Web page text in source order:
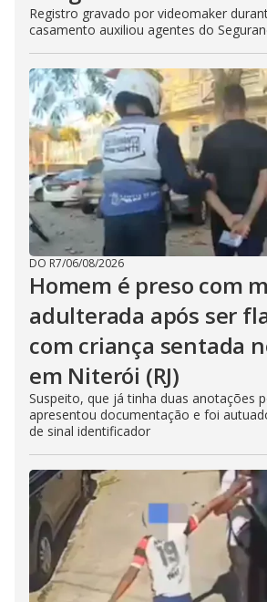
Registro gravado por videomaker
casamento auxiliou agentes do
DO R7/06/08/2026
Homem é preso com
adulterada após ser
com criança sentada
em Niterói (RJ)
Suspeito, que já tinha duas anotações
apresentou documentação e foi
de sinal identificador